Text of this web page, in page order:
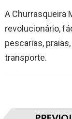
A Churrasqueira
revolucionário,
pescarias,
transporte.
I